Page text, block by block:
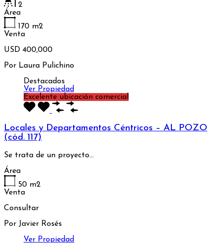
2
Área
170 m2
Venta
USD 400,000
Por Laura Pulichino
Destacados
Ver Propiedad
Excelente ubicación comercial
Locales y Departamentos Céntricos – AL POZO
(cód. 117)
Se trata de un proyecto…
Área
50 m2
Venta
Consultar
Por Javier Rosés
Ver Propiedad